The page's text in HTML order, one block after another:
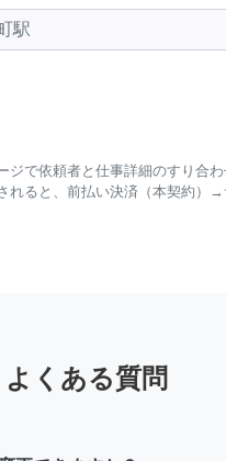
ジで依頼者と仕事詳細のすり合わ
れると、前払い決済（本契約）
よくある質問